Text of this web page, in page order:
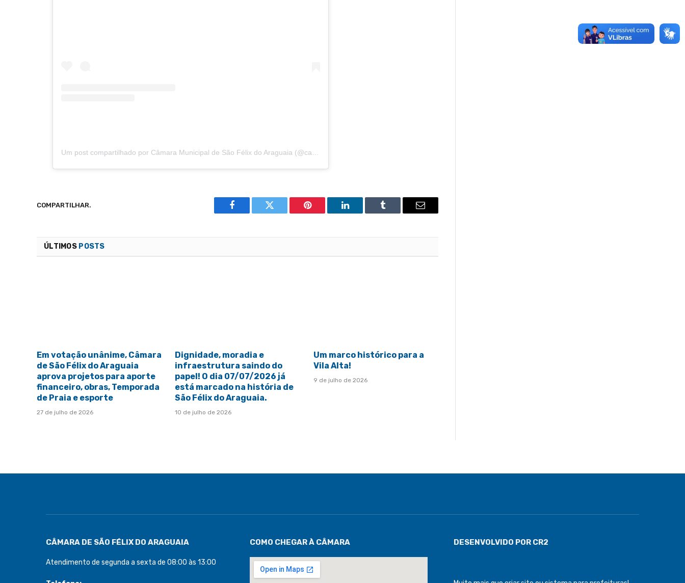
COMPARTILHAR.
Facebook Twitter Pinterest LinkedIn Tumblr Email
ÚLTIMOS POSTS
Em votação unânime, Câmara
de São Félix do Araguaia
aprova projetos para aporte
financeiro, obras, Temporada
de Praia e esporte
27 de julho de 2026
Dignidade, moradia e
infraestrutura saindo do
papel! O dia 07/07/2026 já
está marcado na história de
São Félix do Araguaia.
10 de julho de 2026
Um marco histórico para a
Vila Alta!
9 de julho de 2026
CÂMARA DE SÃO FÉLIX DO ARAGUAIA
Atendimento de segunda a sexta de 08:00 às 13:00
COMO CHEGAR À CÂMARA DESENVOLVIDO POR CR2